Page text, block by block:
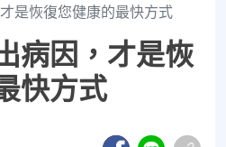
是恢復您健康的最快方式
病因，才是恢
快方式